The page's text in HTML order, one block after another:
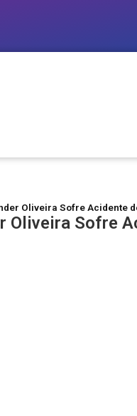
Oliveira Sofre Acidente
Oliveira Sofre